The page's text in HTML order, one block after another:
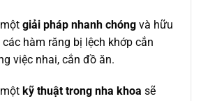
giải pháp nhanh chóng và hữu
hàm răng bị lệch khớp cắn
việc nhai, cắn đồ ăn.
kỹ thuật trong nha khoa sẽ